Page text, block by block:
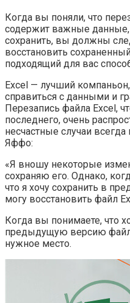
Когда вы поняли, что
содержит важные
сохранить, вы должны
восстановить
подходящий для вас
Excel — лучший
справиться с данными и
Перезапись файла Excel,
последнего, очень
несчастные случаи
Яффо:
«Я вношу некоторые
сохраняю его. Однако,
что я хочу сохранить в
могу восстановить файл
Когда вы понимаете, что
предыдущую версию
нужное место.